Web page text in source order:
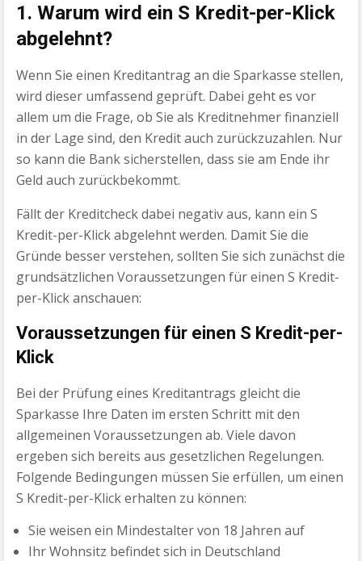
1. Warum wird ein S Kredit-per-Klick
abgelehnt?
Wenn Sie einen Kreditantrag an die Sparkasse stellen,
wird dieser umfassend geprüft. Dabei geht es vor
allem um die Frage, ob Sie als Kreditnehmer finanziell
in der Lage sind, den Kredit auch zurückzuzahlen. Nur
so kann die Bank sicherstellen, dass sie am Ende ihr
Geld auch zurückbekommt.
Fällt der Kreditcheck dabei negativ aus, kann ein S
Kredit-per-Klick abgelehnt werden. Damit Sie die
Gründe besser verstehen, sollten Sie sich zunächst die
grundsätzlichen Voraussetzungen für einen S Kredit-
per-Klick anschauen:
Voraussetzungen für einen S Kredit-per-
Klick
Bei der Prüfung eines Kreditantrags gleicht die
Sparkasse Ihre Daten im ersten Schritt mit den
allgemeinen Voraussetzungen ab. Viele davon
ergeben sich bereits aus gesetzlichen Regelungen.
Folgende Bedingungen müssen Sie erfüllen, um einen
S Kredit-per-Klick erhalten zu können:
Sie weisen ein Mindestalter von 18 Jahren auf
Ihr Wohnsitz befindet sich in Deutschland